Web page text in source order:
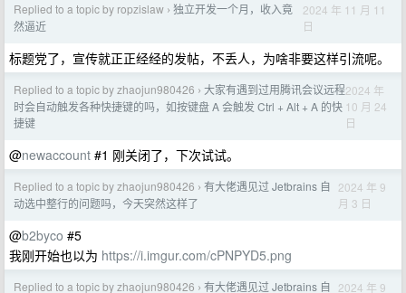
Replied to a topic by ropzislaw › 独立开发一个月，收入竟
然逼近
2024 年 11 月 11
日
标题党了，宣传就正正经经的发帖，不丢人，为啥非要这样引流呢。
Replied to a topic by zhaojun980426 › 大家有遇到过用腾讯会议远程
时会自动触发各种快捷键的吗，如按键盘 A 会触发 Ctrl + Alt + A 的快
捷键
2024 年
10 月 24
日
@newaccount #1 刚关闭了，下次试试。
Replied to a topic by zhaojun980426 › 有大佬遇见过 Jetbrains 自
动选中整行的问题吗，今天突然这样了
2024 年 9
月 3 日
@b2byco #5
我刚开始也以为 https://i.imgur.com/cPNPYD5.png
Replied to a topic by zhaojun980426 › 有大佬遇见过 Jetbrains 自 2024 年 9